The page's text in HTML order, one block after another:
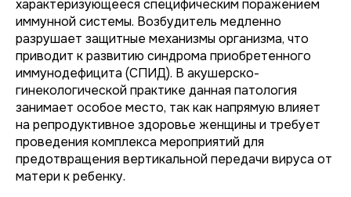
характеризующееся специфическим поражением
иммунной системы. Возбудитель медленно
разрушает защитные механизмы организма, что
приводит к развитию синдрома приобретенного
иммунодефицита (СПИД). В акушерско-
гинекологической практике данная патология
занимает особое место, так как напрямую влияет
на репродуктивное здоровье женщины и требует
проведения комплекса мероприятий для
предотвращения вертикальной передачи вируса от
матери к ребенку.